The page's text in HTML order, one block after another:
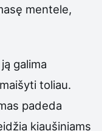
mentele,
galima
toliau.
padeda
kiaušiniams